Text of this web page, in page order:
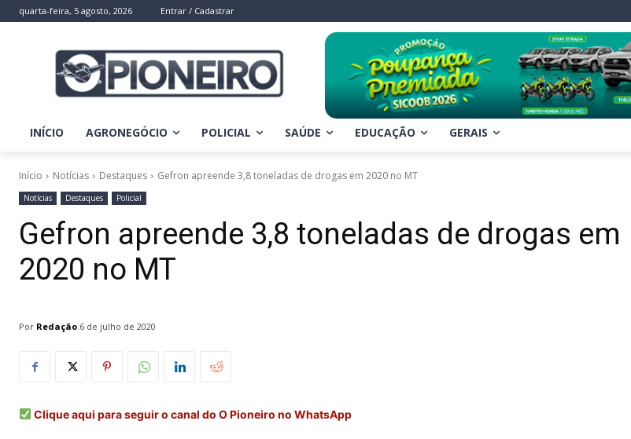
quarta-feira, 5 agosto, 2026 Entrar / Cadastrar
INÍCIO AGRONEGÓCIO POLICIAL SAÚDE EDUCAÇÃO GERAIS
Início Notícias Destaques Gefron apreende 3,8 toneladas de drogas em 2020 no MT
Notícias Destaques Policial
Gefron apreende 3,8 toneladas de drogas em
2020 no MT
Por Redação 6 de julho de 2020
Clique aqui para seguir o canal do O Pioneiro no WhatsApp